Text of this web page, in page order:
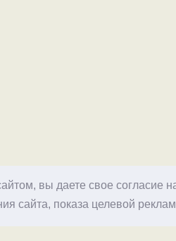
вы даете свое
сайта, показа целевой
Alex Exler